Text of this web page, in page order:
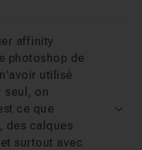
affinity
photoshop de
utilisé
seul, on
ce que
des calques
surtout avec